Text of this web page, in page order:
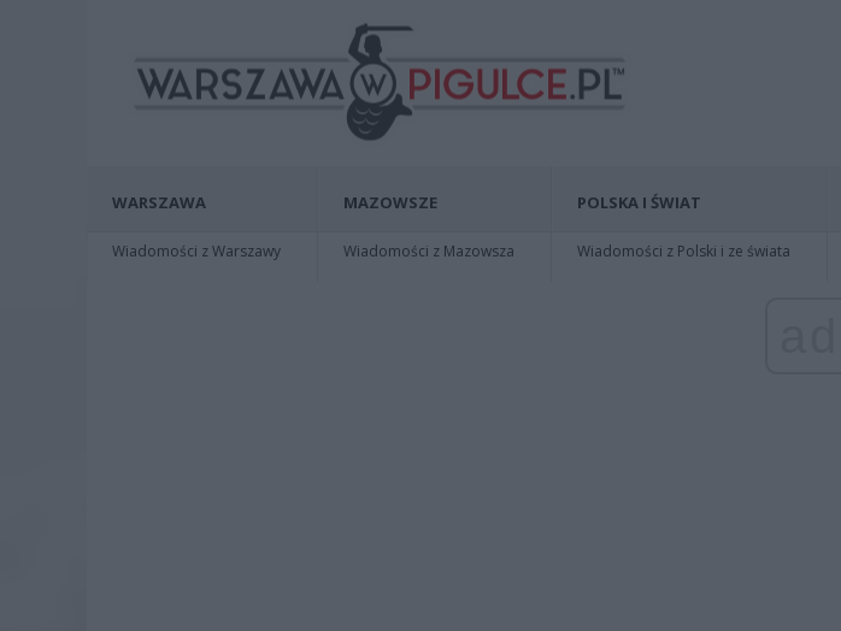
WARSZAWA
Wiadomości z Warszawy
MAZOWSZE
Wiadomości z Mazowsza
POLSKA I ŚWIAT
Wiadomości z Polski i ze świata